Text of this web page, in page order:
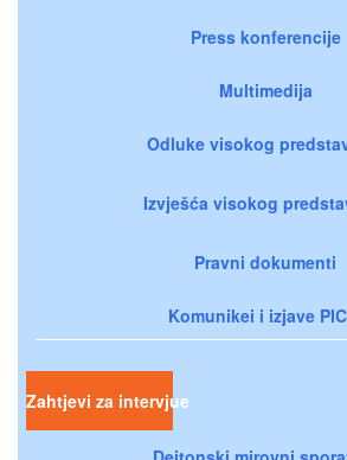
Press konferencije
Multimedija
Odluke visokog
Izvješća visokog
Pravni dokumenti
Komunikei i izjave
Zahtjevi za intervjue